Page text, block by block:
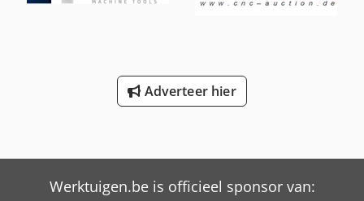
Adverteer hier
Werktuigen.be is officieel sponsor van: